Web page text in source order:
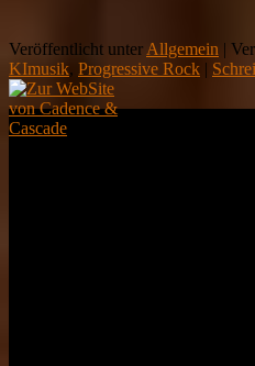
Veröffentlicht unter Allgemein |
KImusik, Progressive Rock |